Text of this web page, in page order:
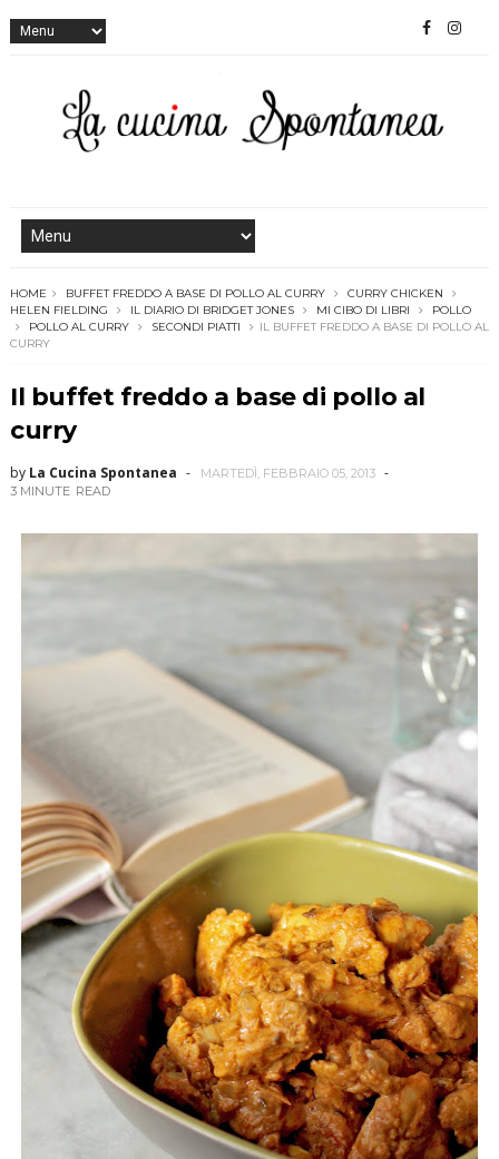
HOME BUFFET FREDDO A BASE DI POLLO AL CURRY
CURRY CHICKEN
HELEN FIELDING
IL DIARIO DI BRIDGET JONES MI CIBO DI LIBRI
POLLO
POLLO AL CURRY
SECONDI PIATTI
IL BUFFET FREDDO A BASE DI POLLO AL
CURRY
Il buffet freddo a base di pollo al
curry
by La Cucina Spontanea
MARTEDÌ, FEBBRAIO 05, 2013
3 MINUTE READ